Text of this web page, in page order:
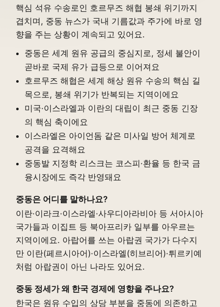
핵심 석유 수송로인 호르무즈 해협 봉쇄 위기까지
겹치며, 중동 뉴스가 국내 기름값과 주가에 바로 영
향을 주는 상황이 계속되고 있어요.
중동은 세계 원유 공급의 중심지로, 정세 불안이
곧바로 국제 유가 급등으로 이어져요
호르무즈 해협은 세계 해상 원유 수송의 핵심 길
목으로, 봉쇄 위기가 반복되는 지역이에요
미국·이스라엘과 이란의 대립이 최근 중동 긴장
의 핵심 축이에요
이스라엘은 아이언돔 같은 미사일 방어 체계로
공격을 요격해요
중동발 지정학 리스크는 코스피·환율 등 한국 금
융시장에도 즉각 반영돼요
중동은 어디를 말하나요?
이란·이라크·이스라엘·사우디아라비아 등 서아시아
국가들과 이집트 등 북아프리카 일부를 아우르는
지역이에요. 아랍어를 쓰는 아랍권 국가가 다수지
만 이란(페르시아어)·이스라엘(히브리어)·튀르키예
처럼 아랍권이 아닌 나라도 있어요.
중동 정세가 왜 한국 경제에 영향을 주나요?
한국은 원유 수입의 상당 부분을 중동에 의존하고